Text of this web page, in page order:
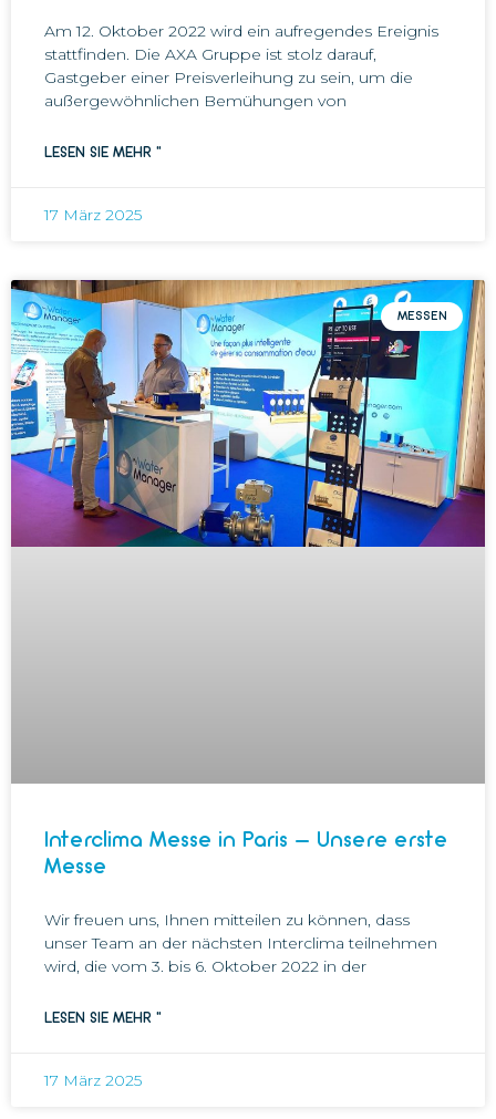
Am 12. Oktober 2022 wird ein aufregendes Ereignis
stattfinden. Die AXA Gruppe ist stolz darauf,
Gastgeber einer Preisverleihung zu sein, um die
außergewöhnlichen Bemühungen von
LESEN SIE MEHR "
17 März 2025
MESSEN
Interclima Messe in Paris – Unsere erste
Messe
Wir freuen uns, Ihnen mitteilen zu können, dass
unser Team an der nächsten Interclima teilnehmen
wird, die vom 3. bis 6. Oktober 2022 in der
LESEN SIE MEHR "
17 März 2025